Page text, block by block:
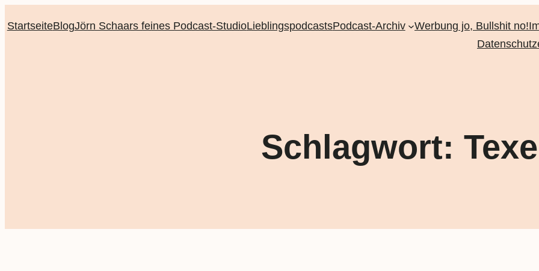
StartseiteBlogJörn Schaars feines Podcast-StudioLieblingspodcastsPodcast-Archiv Werbung jo, Bullshit no!
Schlagwort: